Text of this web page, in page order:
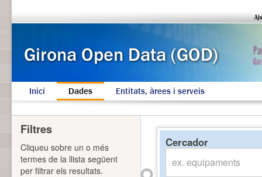
Inici Dades Entitats, àrees i serveis
Cercador
Filtres
Cliqueu sobre un o més
termes de la llista següent
per filtrar els resultats.